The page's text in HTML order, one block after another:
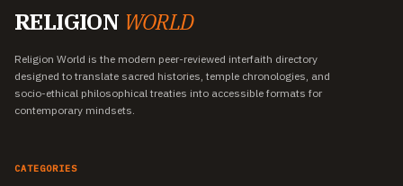
RELIGION WORLD
Religion World is the modern peer-reviewed interfaith directory
designed to translate sacred histories, temple chronologies, and
socio-ethical philosophical treaties into accessible formats for
contemporary mindsets.
CATEGORIES